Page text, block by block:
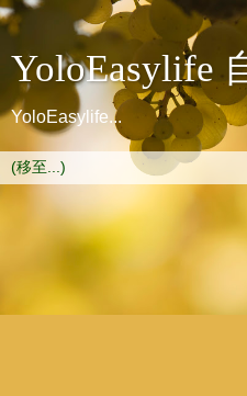
YoloEasylife
YoloEasylife...